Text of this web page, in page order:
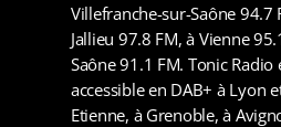
Villefranche-sur-Saône 94.7
Jallieu 97.8 FM, à Vienne
Saône 91.1 FM. Tonic Radio
accessible en DAB+ à Lyon
Etienne, à Grenoble, à